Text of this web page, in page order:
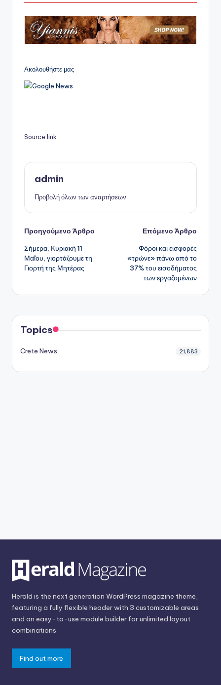
Ακολουθήστε μας
Source link
admin
Προβολή όλων των αναρτήσεων
Πλοήγηση
δημοσιεύσεων
Προηγούμενο Άρθρο
Σήμερα, Κυριακή 11
Μαΐου, γιορτάζουμε τη
Γιορτή της Μητέρας
Επόμενο Άρθρο
Φόροι και εισφορές
«τρώνε» πάνω από το
37% του εισοδήματος
των εργαζομένων
Topics
Crete News 21,883
Herald is the next generation WordPress magazine theme,
featuring a fully flexible header with 3 customizable areas
and an easy-to-use module builder for unlimited layout
combinations
Find out more